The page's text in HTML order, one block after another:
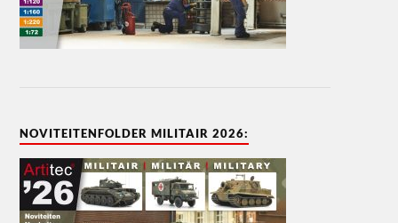
NOVITEITENFOLDER MILITAIR 2026: